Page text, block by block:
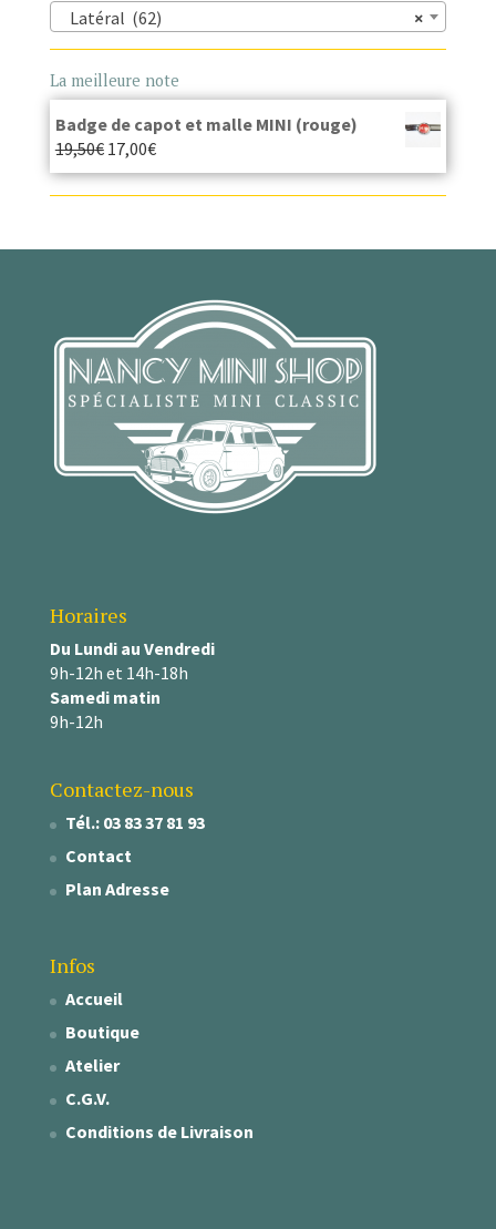
×
Latéral (62)
La meilleure note
Badge de capot et malle MINI (rouge)
19,50€ 17,00€
Horaires
Du Lundi au Vendredi
9h-12h et 14h-18h
Samedi matin
9h-12h
Contactez-nous
Tél.: 03 83 37 81 93
Contact
Plan Adresse
Infos
Accueil
Boutique
Atelier
C.G.V.
Conditions de Livraison